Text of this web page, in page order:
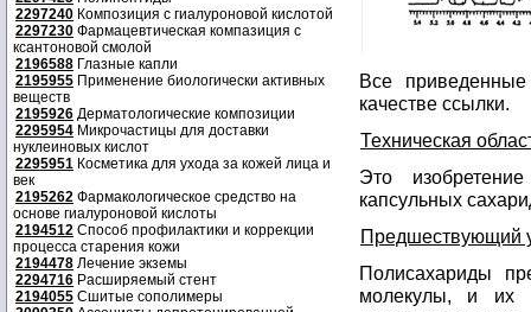
2297240 Композиция с гиалуроновой кислотой
2297230 Фармацевтическая компазиция с
ксантоновой смолой
2196588 Глазные капли
2195955 Применение биологически активных
веществ
2195926 Дерматологические композиции
2295954 Микрочастицы для доставки
нуклеиновых кислот
2295951 Косметика для ухода за кожей лица и
век
2195262 Фармакологическое средство на
основе гиалуроновой кислоты
2194512 Способ профилактики и коррекции
процесса старения кожи
2194478 Лечение экземы
2294716 Расширяемый стент
2194055 Сшитые сополимеры
Все
качестве ссылки.
Техническая
Это
капсульных
Предшествующий
Полисахариды
молекулы, и их